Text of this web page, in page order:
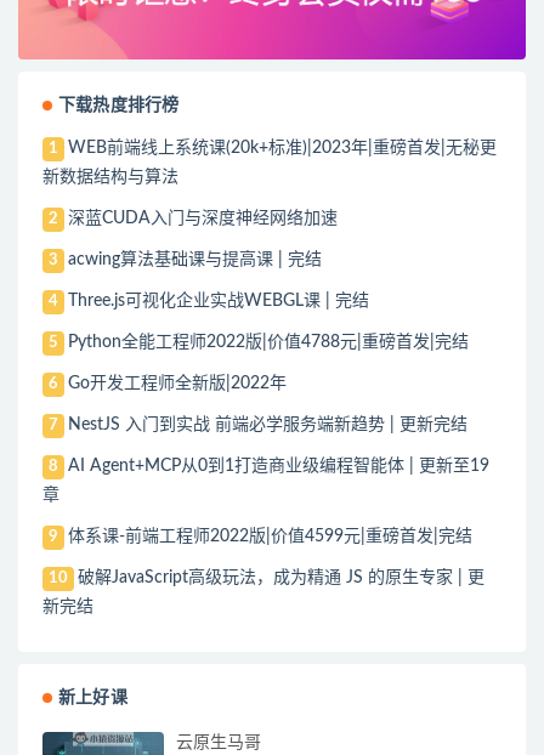
下载热度排行榜
1
WEB前端线上系统课(20k+标准)|2023年|重磅首发|无秘更
新数据结构与算法
2 深蓝CUDA入门与深度神经网络加速
3 acwing算法基础课与提高课 | 完结
4 Three.js可视化企业实战WEBGL课 | 完结
5 Python全能工程师2022版|价值4788元|重磅首发|完结
6 Go开发工程师全新版|2022年
7 NestJS 入门到实战 前端必学服务端新趋势 | 更新完结
8
AI Agent+MCP从0到1打造商业级编程智能体 | 更新至19
章
9 体系课-前端工程师2022版|价值4599元|重磅首发|完结
10
破解JavaScript高级玩法，成为精通 JS 的原生专家 | 更
新完结
新上好课
云原生马哥